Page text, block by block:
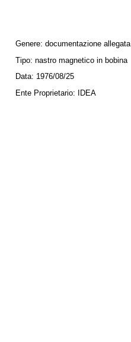
Genere: documentazione allegata
Tipo: nastro magnetico in bobina
Data: 1976/08/25
Ente Proprietario:
IDEA